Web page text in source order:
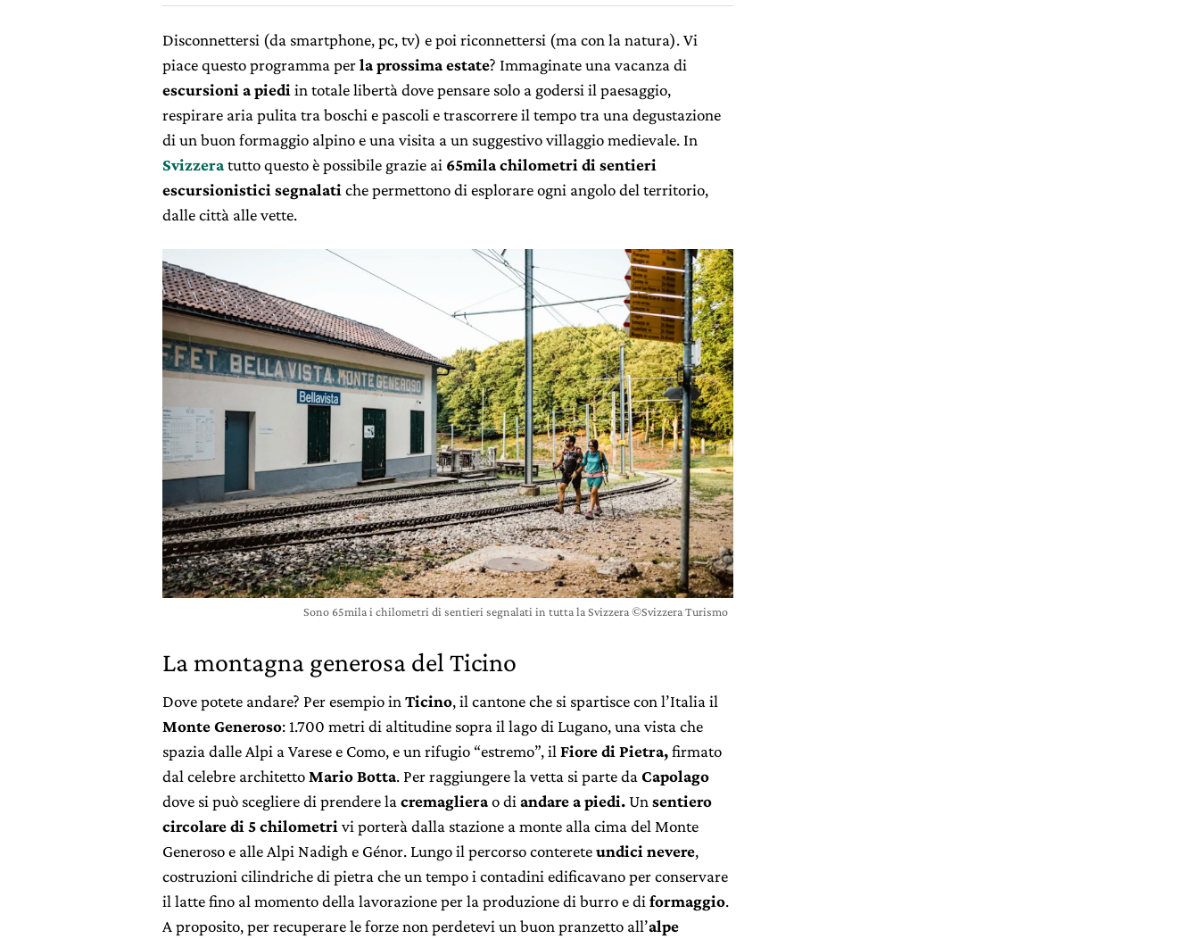
Disconnettersi (da smartphone, pc, tv) e poi riconnettersi (ma con la natura). Vi
piace questo programma perla prossima estate? Immaginate una vacanza di
escursioni a piedi in totale libertà dove pensare solo a godersi il paesaggio,
respirare aria pulita tra boschi e pascoli e trascorrere il tempo tra una degustazione
di un buon formaggio alpino e una visita a un suggestivo villaggio medievale. In
Svizzeratutto questo è possibile grazie ai 65mila chilometri di sentieri
escursionistici segnalati che permettono di esplorare ogni angolo del territorio,
dalle città alle vette.
Sono 65mila i chilometri di sentieri segnalati in tutta la Svizzera ©Svizzera Turismo
La montagna generosa del Ticino
Dove potete andare? Per esempio inTicino, il cantone che si spartisce con l’Italia il
Monte Generoso: 1.700 metri di altitudine sopra il lago di Lugano, una vista che
spazia dalle Alpi a Varese e Como, e un rifugio “estremo”, ilFiore di Pietra,firmato
dal celebre architettoMario Botta. Per raggiungere la vetta si parte daCapolago
dove si può scegliere di prendere lacremaglierao diandare a piedi.Unsentiero
circolare di 5 chilometrivi porterà dalla stazione a monte alla cima del Monte
Generoso e alle Alpi Nadigh e Génor. Lungo il percorso contereteundici nevere,
costruzioni cilindriche di pietra che un tempo i contadini edificavano per conservare
il latte fino al momento della lavorazione per la produzione di burro e diformaggio.
A proposito, per recuperare le forze non perdetevi un buon pranzetto all’alpe